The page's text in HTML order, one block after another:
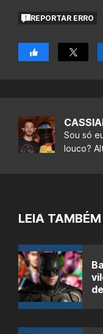
REPORTAR ERRO
Sou só
louco?
LEIA TAMBÉM